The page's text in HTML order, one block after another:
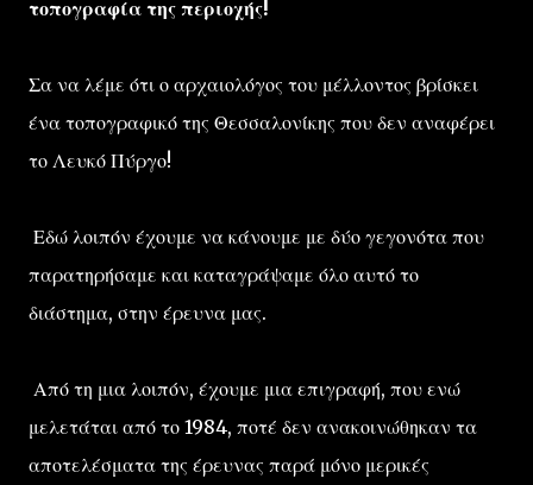
τοπογραφία της περιοχής!
Σα να λέμε ότι ο αρχαιολόγος του μέλλοντος βρίσκει
ένα τοπογραφικό της Θεσσαλονίκης που δεν αναφέρει
το Λευκό Πύργο!
Εδώ λοιπόν έχουμε να κάνουμε με δύο γεγονότα που
παρατηρήσαμε και καταγράψαμε όλο αυτό το
διάστημα, στην έρευνα μας.
Από τη μια λοιπόν, έχουμε μια επιγραφή, που ενώ
μελετάται από το 1984, ποτέ δεν ανακοινώθηκαν τα
αποτελέσματα της έρευνας παρά μόνο μερικές